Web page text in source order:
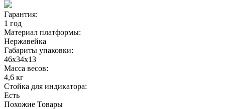
Гарантия:
1 год
Материал платформы:
Нержавейка
Габариты упаковки:
46х34х13
Масса весов:
4,6 кг
Стойка для индикатора:
Есть
Похожие Товары